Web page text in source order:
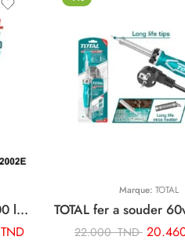
TOTAL compresseur d’air 200 litre 220v monophase TC1302002E
TND
Marque: TOTAL
22.000TND